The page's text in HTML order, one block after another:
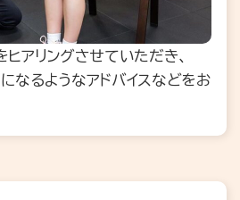
ヒアリングさせていただき、
なるようなアドバイスなどをお